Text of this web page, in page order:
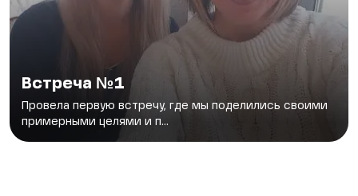
Встреча №1
Провела первую встречу, где мы поделились своими
примерными целями и п...